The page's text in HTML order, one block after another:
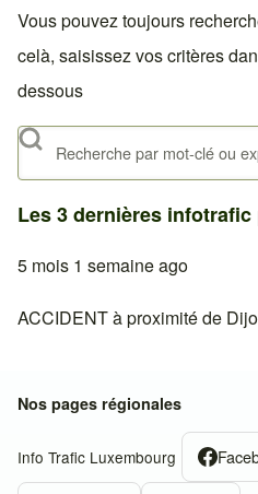
Vous pouvez toujours
celà, saisissez vos critères
dessous
Rechercher
Les 3 dernières infotrafic
5 mois 1 semaine ago
ACCIDENT à proximité de
Nos pages régionales
Info Trafic Luxembourg